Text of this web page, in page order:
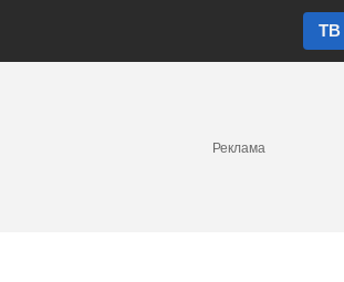
ТВ
Реклама